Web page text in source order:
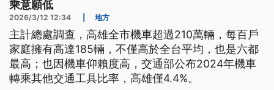
乘意願低
2026/3/12 12:34 地方
主計總處調查，高雄全市機車超過210萬輛，每百戶
家庭擁有高達185輛，不僅高於全台平均，也是六都
最高；也因機車仰賴度高，交通部公布2024年機車
轉乘其他交通工具比率，高雄僅4.4%。